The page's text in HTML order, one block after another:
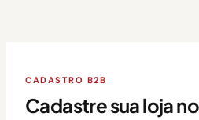
CADASTRO B2B
Cadastre sua loja